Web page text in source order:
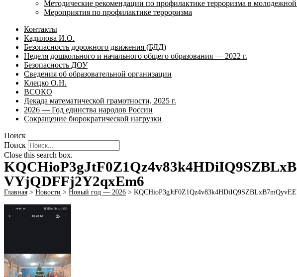
Методические рекомендации по профилактике терроризма в молодежной
Мероприятия по профилактике терроризма
Контакты
Кадилова И.О.
Безопасность дорожного движения (БДД)
Неделя дошкольного и начального общего образования — 2022 г.
Безопасность ДОУ
Сведения об образовательной организации
Клецко О.Н.
ВСОКО
Декада математической грамотности, 2025 г.
2026 — Год единства народов России
Сокращение бюрократической нагрузки
Поиск
Поиск
Close this search box.
VYjQDFFj2Y2qxEm6
Главная > Новости > Новый год — 2026 >